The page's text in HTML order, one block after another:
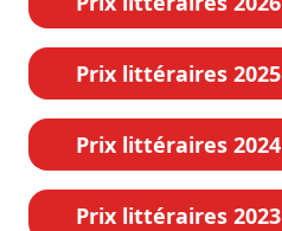
Prix littéraires 2025
Prix littéraires 2024
Prix littéraires 2023